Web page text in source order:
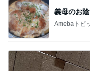
義母のお
Amebaトピ